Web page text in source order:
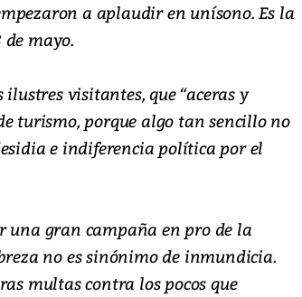
a aplaudir en unísono. Es la
mayo.
visitantes, que “aceras y
turismo, porque algo tan sencillo no
e indiferencia política por el
una gran campaña en pro de la
no es sinónimo de inmundicia.
multas contra los pocos que